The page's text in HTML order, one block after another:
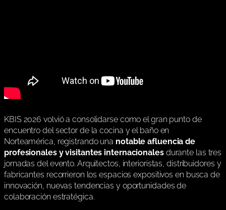
KBIS 2026 volvió a consolidarse como el gran punto de
encuentro del sector de la cocina y el baño en
Norteamérica, registrando una notable afluencia de
profesionales y visitantes internacionalesdurante las tres
jornadas del evento. Arquitectos, interioristas, distribuidores y
fabricantes recorrieron los espacios expositivos en busca de
innovación, nuevas tendencias y oportunidades de
colaboración estratégica.